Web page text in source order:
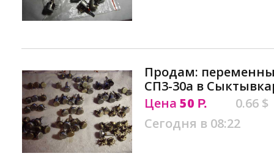
Продам:
СП3-30а в
Цена 50 Р.
0.66 $
Сегодня в 08:22